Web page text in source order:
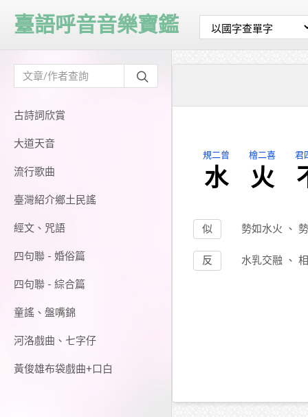
古詩詞欣賞
大道天音
流行歌曲
臺灣紹介鄉土民謠
經文、咒語
四句聯 - 婚俗篇
四句聯 - 綜合篇
童謠、盤嘴錦
河洛戲曲、七字仔
黃俊雄布袋戲曲+口白
臺語呼音音樂寶鑑
規二曾
水
檜二喜
火
君
勢如水火 、
似
水乳交融 、
反